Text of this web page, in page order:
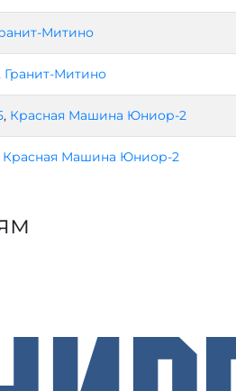
Митино
Гранит-Митино
, Красная Машина Юниор-2
Красная Машина Юниор-2